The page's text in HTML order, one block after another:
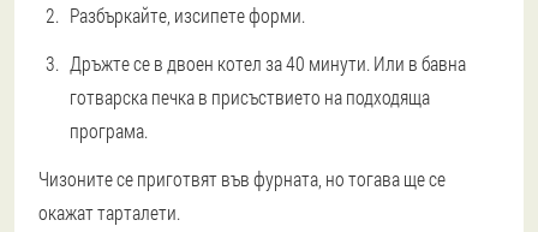
Разбъркайте, изсипете форми.
Дръжте се в двоен котел за 40 минути. Или в бавна
готварска печка в присъствието на подходяща
програма.
Чизоните се приготвят във фурната, но тогава ще се
окажат тарталети.